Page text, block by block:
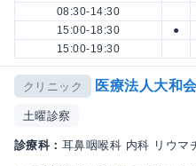
08:30-14:30
15:00-18:30
●
15:00-19:30
クリニック 医療法人大和
土曜診察
診療科： 耳鼻咽喉科 内科 リウマ